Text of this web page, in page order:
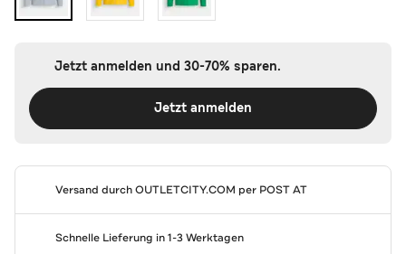
Jetzt anmelden und 30-70% sparen.
Jetzt anmelden
Versand durchOUTLETCITY.COM per POST AT
Schnelle Lieferung in 1-3 Werktagen